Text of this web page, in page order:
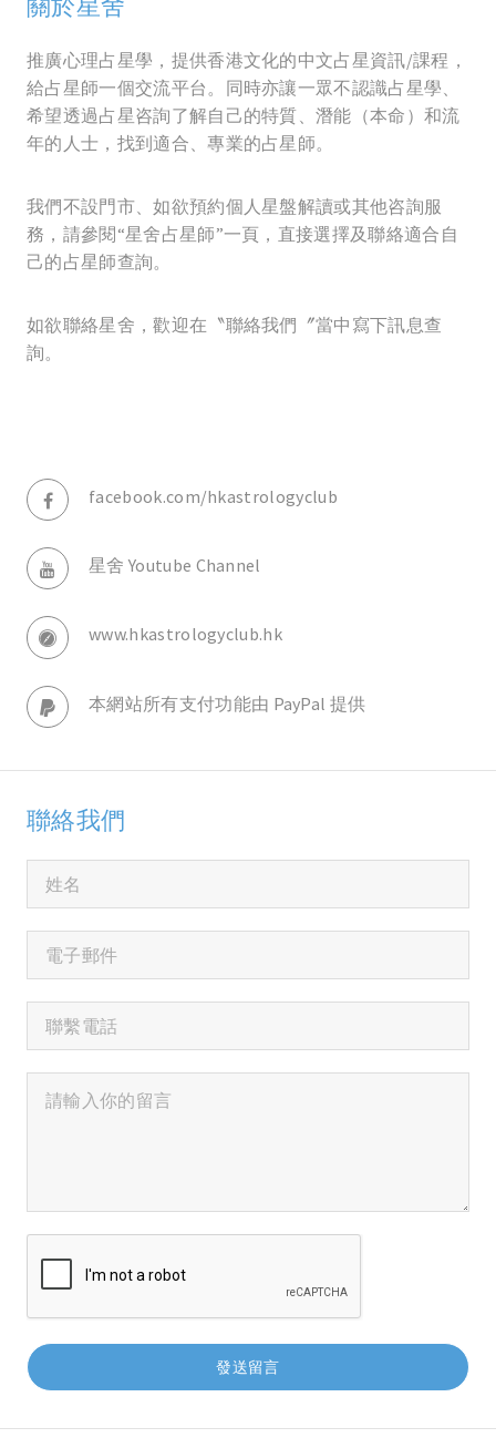
關於星舍
推廣心理占星學，提供香港文化的中文占星資訊/課程，
給占星師一個交流平台。同時亦讓一眾不認識占星學、
希望透過占星咨詢了解自己的特質、潛能（本命）和流
年的人士，找到適合、專業的占星師。
我們不設門市、如欲預約個人星盤解讀或其他咨詢服
務，請參閱“星舍占星師”一頁，直接選擇及聯絡適合自
己的占星師查詢。
如欲聯絡星舍，歡迎在〝聯絡我們〞當中寫下訊息查
詢。
facebook.com/hkastrologyclub
星舍 Youtube Channel
www.hkastrologyclub.hk
本網站所有支付功能由 PayPal 提供
聯絡我們